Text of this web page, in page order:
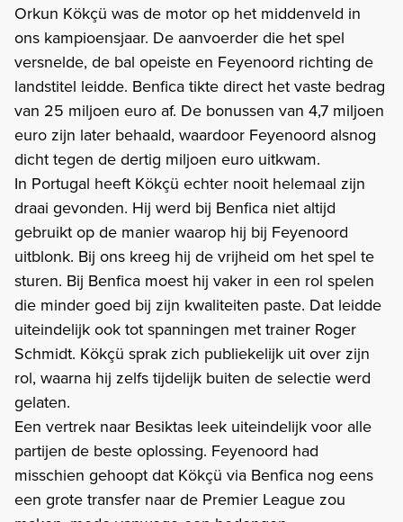
Orkun Kökçü was de motor op het middenveld in
ons kampioensjaar. De aanvoerder die het spel
versnelde, de bal opeiste en Feyenoord richting de
landstitel leidde. Benfica tikte direct het vaste bedrag
van 25 miljoen euro af. De bonussen van 4,7 miljoen
euro zijn later behaald, waardoor Feyenoord alsnog
dicht tegen de dertig miljoen euro uitkwam.
In Portugal heeft Kökçü echter nooit helemaal zijn
draai gevonden. Hij werd bij Benfica niet altijd
gebruikt op de manier waarop hij bij Feyenoord
uitblonk. Bij ons kreeg hij de vrijheid om het spel te
sturen. Bij Benfica moest hij vaker in een rol spelen
die minder goed bij zijn kwaliteiten paste. Dat leidde
uiteindelijk ook tot spanningen met trainer Roger
Schmidt. Kökçü sprak zich publiekelijk uit over zijn
rol, waarna hij zelfs tijdelijk buiten de selectie werd
gelaten.
Een vertrek naar Besiktas leek uiteindelijk voor alle
partijen de beste oplossing. Feyenoord had
misschien gehoopt dat Kökçü via Benfica nog eens
een grote transfer naar de Premier League zou